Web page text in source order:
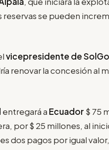
se pueden
vicepresidente de
renovar la concesión al
entregará a Ecuador $ 75
por $ 25 millones, al
dos pagos por igual